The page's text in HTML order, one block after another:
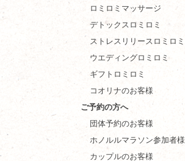
ロミロミマッサージ
デトックスロミロミ
ストレスリリースロミロミ
ウエディングロミロミ
ギフトロミロミ
コオリナのお客様
ご予約の方へ
団体予約のお客様
ホノルルマラソン参加者様
カップルのお客様